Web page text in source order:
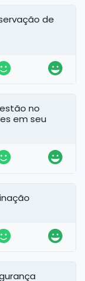
de
no
em seu